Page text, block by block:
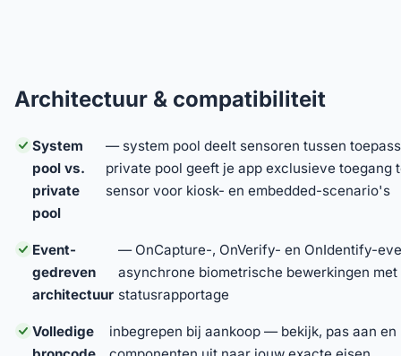
Architectuur & compatibiliteit
System
pool vs.
private
pool
— system pool deelt sensoren tussen
private pool geeft je app exclusieve toegang
sensor voor kiosk- en embedded-scenario's
Event-
gedreven
architectuur
— OnCapture-, OnVerify- en OnIdentify-
asynchrone biometrische bewerkingen
statusrapportage
Volledige
inbegrepen bij aankoop — bekijk, pas aan en